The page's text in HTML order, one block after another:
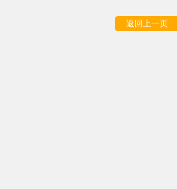
返回上一页